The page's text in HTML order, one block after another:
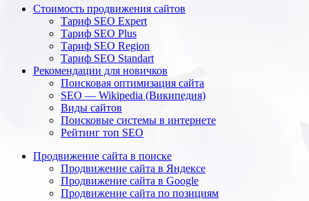
Стоимость продвижения сайтов
Тариф SEO Expert
Тариф SEO Plus
Тариф SEO Region
Тариф SEO Standart
Рекомендации для новичков
Поисковая оптимизация сайта
SEO — Wikipedia (Википедия)
Виды сайтов
Поисковые системы в интернете
Рейтинг топ SEO
Продвижение сайта в поиске
Продвижение сайта в Яндексе
Продвижение сайта в Google
Продвижение сайта по позициям